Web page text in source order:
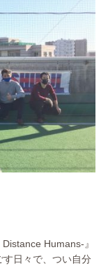
Humans-』
日々で、つい自分